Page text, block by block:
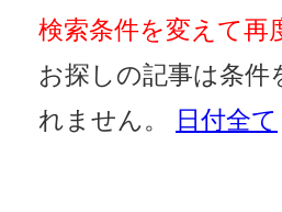
検索条件を変えて再
お探しの記事は条
れません。
日付全て